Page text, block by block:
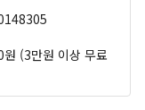
원 (3만원 이상 무료